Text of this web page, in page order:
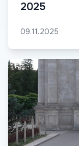
2025
09.11.2025